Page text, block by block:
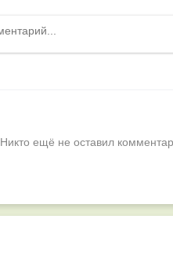
Никто ещё не оставил